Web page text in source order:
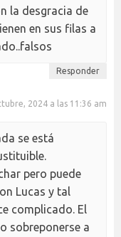
la desgracia de
en sus filas a
Responder
2024 a las 11:36 am
se está
pero puede
Lucas y tal
complicado. El
sobreponerse a